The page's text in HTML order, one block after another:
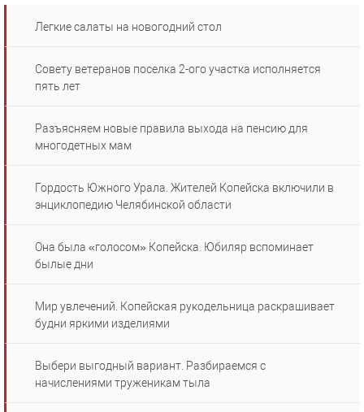
Легкие салаты на новогодний стол
Совету ветеранов поселка 2-ого участка исполняется
пять лет
Разъясняем новые правила выхода на пенсию для
многодетных мам
Гордость Южного Урала. Жителей Копейска включили в
энциклопедию Челябинской области
Она была «голосом» Копейска. Юбиляр вспоминает
былые дни
Мир увлечений. Копейская рукодельница раскрашивает
будни яркими изделиями
Выбери выгодный вариант. Разбираемся с
начислениями труженикам тыла